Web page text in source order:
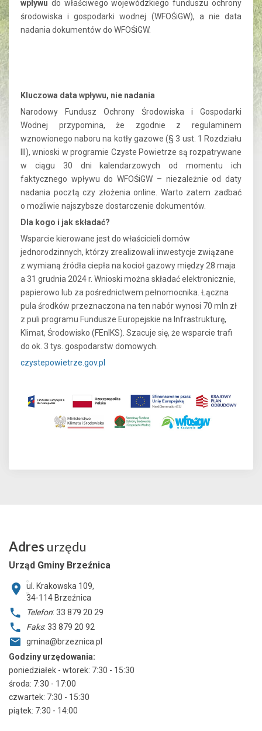
wpływu do właściwego wojewódzkiego funduszu ochrony
środowiska i gospodarki wodnej (WFOŚiGW), a nie data
nadania dokumentów do WFOŚiGW.
Kluczowa data wpływu, nie nadania
Narodowy Fundusz Ochrony Środowiska i Gospodarki
Wodnej przypomina, że zgodnie z regulaminem
wznowionego naboru na kotły gazowe (§ 3 ust. 1 Rozdziału
III), wnioski w programie Czyste Powietrze są rozpatrywane
w ciągu 30 dni kalendarzowych od momentu ich
faktycznego wpływu do WFOŚiGW – niezależnie od daty
nadania pocztą czy złożenia online. Warto zatem zadbać
o możliwie najszybsze dostarczenie dokumentów.
Dla kogo i jak składać?
Wsparcie kierowane jest do właścicieli domów
jednorodzinnych, którzy zrealizowali inwestycje związane
z wymianą źródła ciepła na kocioł gazowy między 28 maja
a 31 grudnia 2024 r. Wnioski można składać elektronicznie,
papierowo lub za pośrednictwem pełnomocnika. Łączna
pula środków przeznaczona na ten nabór wynosi 70 mln zł
z puli programu Fundusze Europejskie na Infrastrukturę,
Klimat, Środowisko (FEnIKS). Szacuje się, że wsparcie trafi
do ok. 3 tys. gospodarstw domowych.
czystepowietrze.gov.pl
Adres urzędu
Urząd Gminy Brzeźnica
ul. Krakowska 109,
34-114 Brzeźnica
Telefon: 33 879 20 29
Faks: 33 879 20 92
gmina@brzeznica.pl
Godziny urzędowania:
poniedziałek - wtorek: 7:30 - 15:30
środa: 7:30 - 17:00
czwartek: 7:30 - 15:30
piątek: 7:30 - 14:00